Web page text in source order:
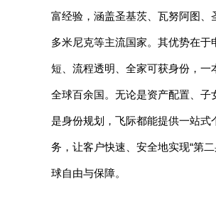
富经验，涵盖圣基茨、瓦努阿图、
多米尼克等主流国家。其优势在于
短、流程透明、全家可获身份，一
全球百余国。无论是资产配置、子
是身份规划，飞际都能提供一站式
务，让客户快速、安全地实现“第二
球自由与保障。